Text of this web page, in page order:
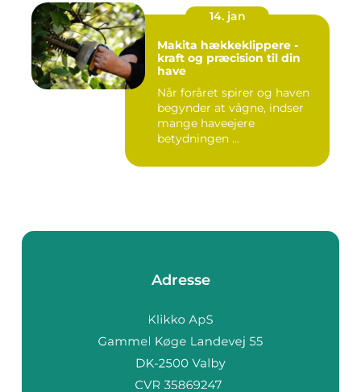
14. jan
Makita hækkeklippere -
kraft og præcision til din
have
Når foråret spirer og haven
begynder at vågne, indser
mange haveejere
betydningen ...
Adresse